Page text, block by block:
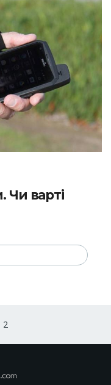
Чи варті
2